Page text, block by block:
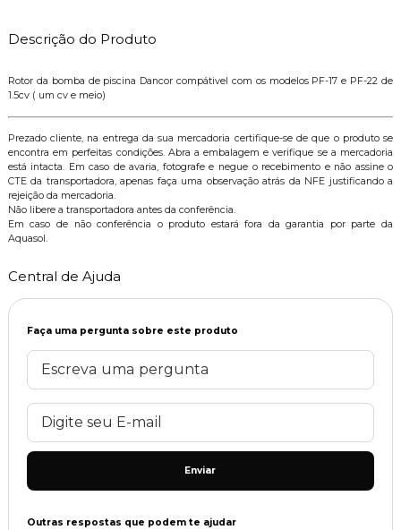
Descrição do Produto
Rotor da bomba de piscina Dancor compátivel com os modelos PF-17 e PF-22 de
1.5cv ( um cv e meio)
Prezado cliente, na entrega da sua mercadoria certifique-se de que o produto se
encontra em perfeitas condições. Abra a embalagem e verifique se a mercadoria
está intacta. Em caso de avaria, fotografe e negue o recebimento e não assine o
CTE da transportadora, apenas faça uma observação atrás da NFE justificando a
rejeição da mercadoria.
Não libere a transportadora antes da conferência.
Em caso de não conferência o produto estará fora da garantia por parte da
Aquasol.
Central de Ajuda
Faça uma pergunta sobre este produto
Enviar
Outras respostas que podem te ajudar